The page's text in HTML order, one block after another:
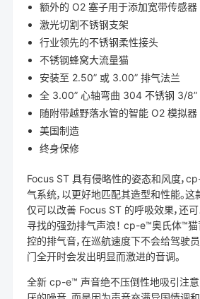
额外的 O2 塞子用于添加宽带传感器
激光切割不锈钢支架
行业领先的不锈钢柔性接头
不锈钢蜂窝大流量猫
安装至 2.50” 或 3.00” 排气法兰
全 3.00” 心轴弯曲 304 不锈钢 3/8”
随附带越野落水管的智能 O2 模拟器
美国制造
终身保修
Focus ST 具有侵略性的姿态和风度，
气系统，以更好地匹配其造型和性能。
仅可以改善 Focus ST 的呼吸效果，还
寻找的强劲排气声浪！ cp-e™奥氏体™
控的排气音，在巡航速度下不会给驾驶
门全开时会发出明显而激进的音调。
全新 cp-e™ 声音绝不压倒性地吸引注意